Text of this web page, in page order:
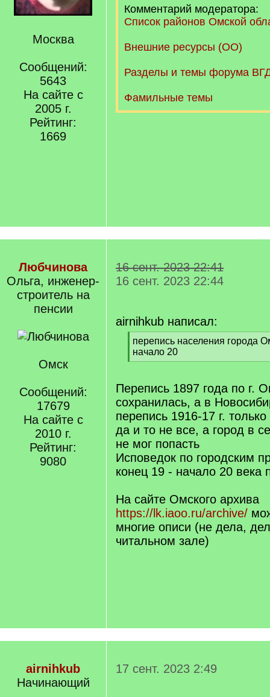
Москва
Сообщений:
5643
На сайте с
2005 г.
Рейтинг:
1669
Комментарий модератора:
Список районов Омской
Внешние ресурсы (ОО)
Разделы и темы форума
Фамильные темы
Любчинова
Ольга, инженер-
строитель на
пенсии
Омск
Сообщений:
17679
На сайте с
2010 г.
Рейтинг:
9080
16 сент. 2023 22:41
16 сент. 2023 22:44
airnihkub написал:
[
q
]
перепись населения города
начало 20
[
q
]
Перепись 1897 года по г.
сохранилась, а в
перепись 1916-17 г.
да и то не все, а город в
не мог попасть
Исповедок по городским
конец 19 - начало 20 века
На сайте Омского архива
https://lk.iaoo.ru/archive/
многие описи (не дела,
читальном зале)
airnihkub
Начинающий
17 сент. 2023 2:49